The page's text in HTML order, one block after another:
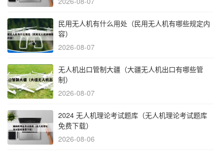
民用无人机有什么用处（民用无人机有哪些规定内
容）
2026-08-07
无人机出口管制大疆（大疆无人机出口有哪些管
制）
2026-08-07
2024 无人机理论考试题库（无人机理论考试题库
免费下载）
2026-08-06